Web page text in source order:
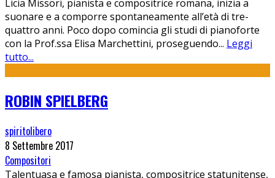
Licia Missori, pianista e compositrice romana, inizia a
suonare e a comporre spontaneamente all’età di tre-
quattro anni. Poco dopo comincia gli studi di pianoforte
con la Prof.ssa Elisa Marchettini, proseguendo... Leggi
tutto...
ROBIN SPIELBERG
spiritolibero
8 Settembre 2017
Compositori
Talentuasa e famosa pianista, compositrice statunitense,